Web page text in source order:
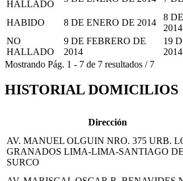
HALLADO
HABIDO 8 DE ENERO DE 2014
8
2014
NO
HALLADO
9 DE FEBRERO DE
2014
19
2014
Mostrando Pág. 1 - 7 de 7 resultados / 7
HISTORIAL DOMICILIOS
Dirección
AV. MANUEL OLGUIN NRO. 375 URB.
GRANADOS LIMA-LIMA-SANTIAGO DE
SURCO